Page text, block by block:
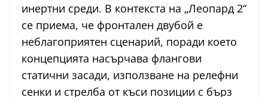
инертни среди. В контекста на „Леопард 2“
се приема, че фронтален двубой е
неблагоприятен сценарий, поради което
концепцията насърчава флангови
статични засади, използване на релефни
сенки и стрелба от къси позиции с бърз